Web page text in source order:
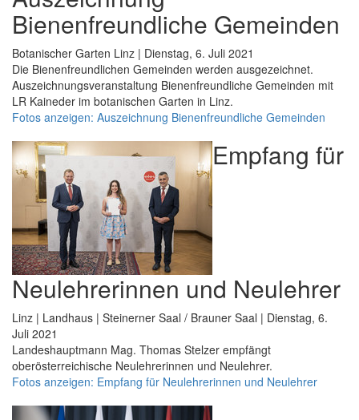
Bienenfreundliche Gemeinden
Botanischer Garten Linz | Dienstag, 6. Juli 2021
Die Bienenfreundlichen Gemeinden werden ausgezeichnet.
Auszeichnungsveranstaltung Bienenfreundliche Gemeinden mit
LR Kaineder im botanischen Garten in Linz.
Fotos anzeigen: Auszeichnung Bienenfreundliche Gemeinden
Empfang für
Neulehrerinnen und Neulehrer
Linz | Landhaus | Steinerner Saal / Brauner Saal | Dienstag, 6.
Juli 2021
Landeshauptmann Mag. Thomas Stelzer empfängt
oberösterreichische Neulehrerinnen und Neulehrer.
Fotos anzeigen: Empfang für Neulehrerinnen und Neulehrer